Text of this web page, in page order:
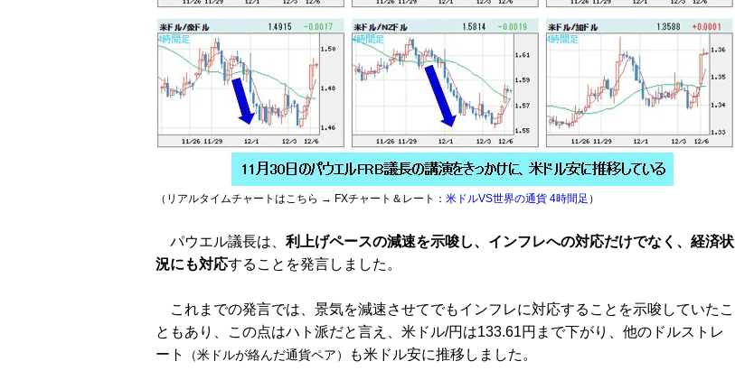
（リアルタイムチャートはこちら → FXチャート＆レート： 米ドルVS世界の通貨 4時間足 ）
パウエル議長は、 利上げペースの減速を示唆し、インフレへの対応だけでなく、経済状
況にも対応することを発言しました。
これまでの発言では、景気を減速させてでもインフレに対応することを示唆していたこ
ともあり、この点はハト派だと言え、米ドル/円は133.61円まで下がり、他のドルストレ
ート
（米ドルが絡んだ通貨ペア） も米ドル安に推移しました。